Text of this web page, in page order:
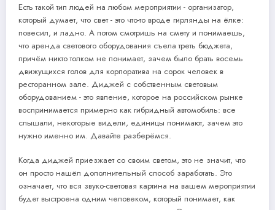
Есть такой тип людей на любом мероприятии - организатор,
который думает, что свет - это что-то вроде гирлянды на ёлке:
повесил, и ладно. А потом смотришь на смету и понимаешь,
что аренда светового оборудования съела треть бюджета,
причём никто толком не понимает, зачем было брать восемь
движущихся голов для корпоратива на сорок человек в
ресторанном зале. Диджей с собственным световым
оборудованием - это явление, которое на российском рынке
воспринимается примерно как гибридный автомобиль: все
слышали, некоторые видели, единицы понимают, зачем это
нужно именно им. Давайте разберёмся.
Когда диджей приезжает со своим светом, это не значит, что
он просто нашёл дополнительный способ заработать. Это
означает, что вся звуко-световая картина на вашем мероприятии
будет выстроена одним человеком, который понимает, как